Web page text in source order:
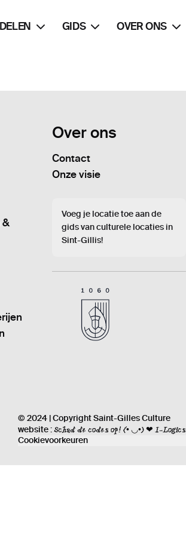
GIDS OVER ONS
&
Over ons
Contact
Onze visie
Voeg je locatie toe aan de
gids van culturele locaties in
Sint-Gillis!
© 2024 | Copyright Saint-Gilles Culture
website :Schud de codes op! (• ◡•) ❤ I-Logics
Cookievoorkeuren